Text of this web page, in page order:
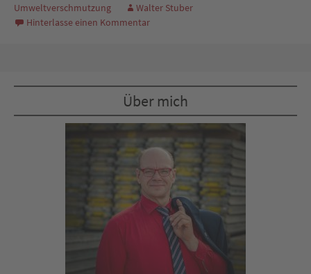
Umweltverschmutzung
Walter Stuber
Hinterlasse einen Kommentar
Über mich